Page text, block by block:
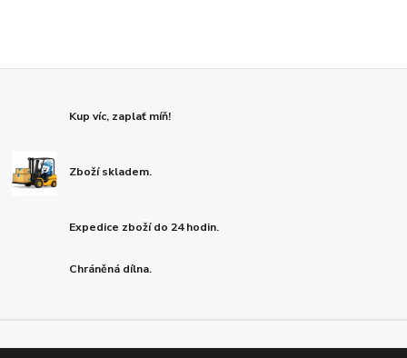
Kup víc, zaplať míň!
Zboží skladem.
Expedice zboží do 24 hodin.
Chráněná dílna.